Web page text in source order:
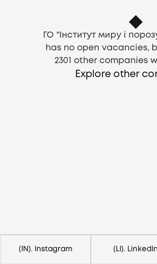
ГО "Інститут миру і
has no open vacancies,
2301
other companies
Explore other
(IN). Instagram (LI). LinkedIn